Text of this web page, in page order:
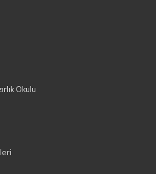
Okulu